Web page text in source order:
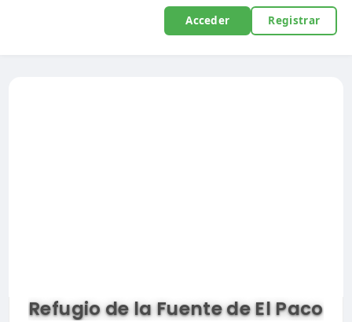
Acceder Registrar
Refugio de la Fuente de El Paco